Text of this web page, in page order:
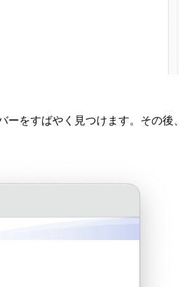
ーをすばやく見つけます。その後、